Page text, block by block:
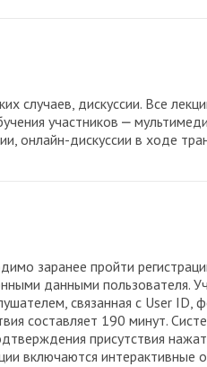
случаев, дискуссии. Все
участников ⎼
онлайн-дискуссии в ходе
заранее пройти
данными
связанная с User ID,
составляет 190 минут.
присутствия
включаются интерактивные